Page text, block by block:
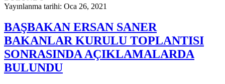
Yayınlanma tarihi: Oca 26, 2021
BAŞBAKAN ERSAN SANER
BAKANLAR KURULU TOPLANTISI
SONRASINDA AÇIKLAMALARDA
BULUNDU